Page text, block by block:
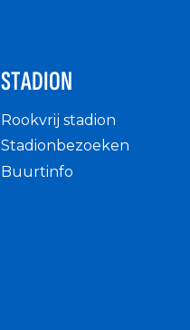
STADION
Rookvrij stadion
Stadionbezoeken
Buurtinfo